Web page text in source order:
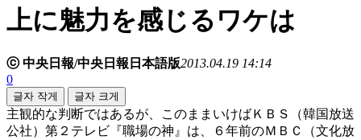
上に魅力を感じるワケは
ⓒ 中央日報/中央日報日本語版2013.04.19 14:14
0
글자 작게 글자 크게
主観的な判断ではあるが、このままいけばＫＢＳ（韓国放送
公社）第２テレビ『職場の神』は、６年前のＭＢＣ（文化放